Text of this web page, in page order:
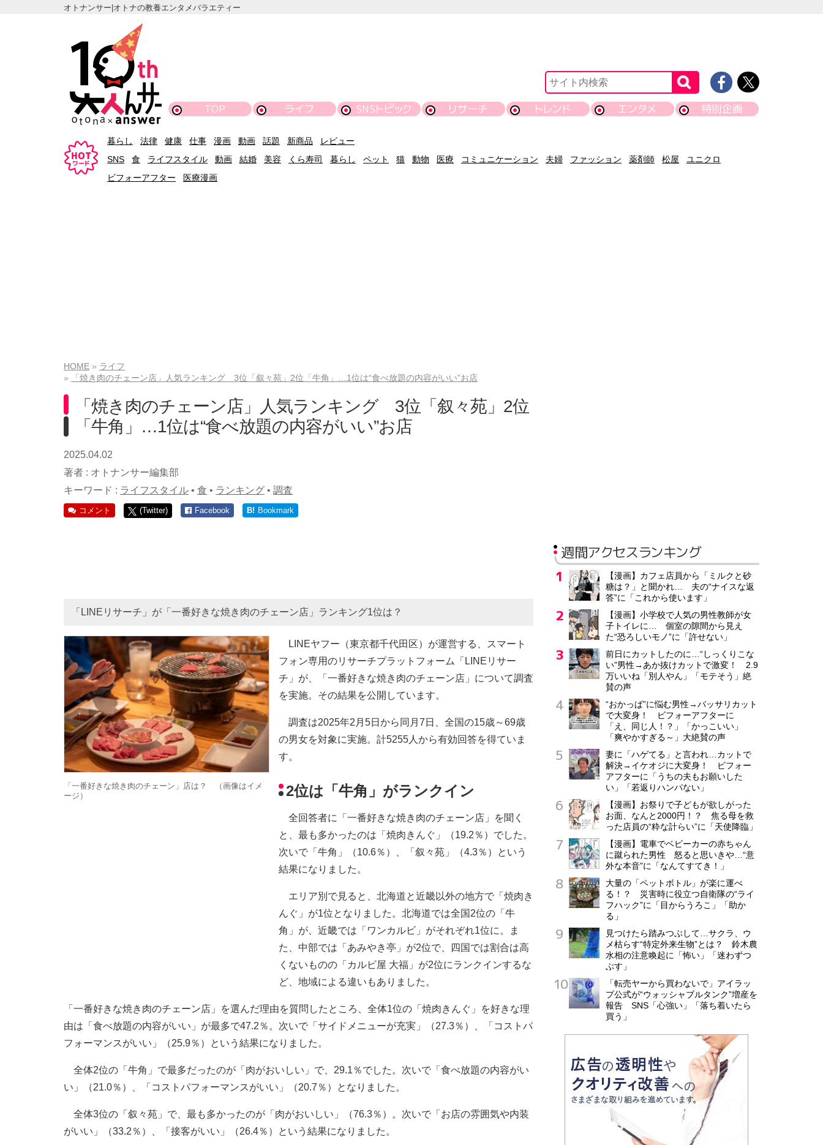
オトナンサー|オトナの教養エンタメバラエティー
TOP ライフ SNSトピック リサーチ トレンド エンタメ 特別企画
暮らし 法律 健康 仕事 漫画 動画 話題 新商品
レビュー
SNS
食 ライフスタイル 動画 結婚 美容 くら寿司 暮らし ペット 猫 動物 医療 コミュニケーション 夫婦 ファッション 薬剤師 松屋
ユニクロ
ビフォーアフター
医療漫画
HOME
ライフ
「焼き肉のチェーン店」人気ランキング 3位「叙々苑」2位「牛角」…1位は“食べ放題の内容がいい”お店
「焼き肉のチェーン店」人気ランキング 3位「叙々苑」2位
「牛角」…1位は“食べ放題の内容がいい”お店
2025.04.02
著者 : オトナンサー編集部
キーワード : ライフスタイル • 食 • ランキング • 調査
コメント (Twitter) Facebook B! Bookmark
「LINEリサーチ」が「一番好きな焼き肉のチェーン店」ランキング1位は？
「一番好きな焼き肉のチェーン」店は？ （画像はイメ
ージ）
LINEヤフー（東京都千代田区）が運営する、スマート
フォン専用のリサーチプラットフォーム「LINEリサー
チ」が、「一番好きな焼き肉のチェーン店」について調査
を実施。その結果を公開しています。
調査は2025年2月5日から同月7日、全国の15歳～69歳
の男女を対象に実施。計5255人から有効回答を得ていま
す。
2位は「牛角」がランクイン
全回答者に「一番好きな焼き肉のチェーン店」を聞く
と、最も多かったのは「焼肉きんぐ」（19.2％）でした。
次いで「牛角」（10.6％）、「叙々苑」（4.3％）という
結果になりました。
エリア別で見ると、北海道と近畿以外の地方で「焼肉き
んぐ」が1位となりました。北海道では全国2位の「牛
角」が、近畿では「ワンカルビ」がそれぞれ1位に。ま
た、中部では「あみやき亭」が2位で、四国では割合は高
くないものの「カルビ屋 大福」が2位にランクインするな
ど、地域による違いもありました。
「一番好きな焼き肉のチェーン店」を選んだ理由を質問したところ、全体1位の「焼肉きんぐ」を好きな理
由は「食べ放題の内容がいい」が最多で47.2％。次いで「サイドメニューが充実」（27.3％）、「コストパ
フォーマンスがいい」（25.9％）という結果になりました。
全体2位の「牛角」で最多だったのが「肉がおいしい」で、29.1％でした。次いで「食べ放題の内容がい
い」（21.0％）、「コストパフォーマンスがいい」（20.7％）となりました。
全体3位の「叙々苑」で、最も多かったのが「肉がおいしい」（76.3％）。次いで「お店の雰囲気や内装
がいい」（33.2％）、「接客がいい」（26.4％）という結果になりました。
週間アクセスランキング
【漫画】カフェ店員から「ミルクと砂
糖は？」と聞かれ… 夫の“ナイスな返
答”に「これから使います」
【漫画】小学校で人気の男性教師が女
子トイレに… 個室の隙間から見え
た“恐ろしいモノ”に「許せない」
前日にカットしたのに…“しっくりこな
い”男性→あか抜けカットで激変！ 2.9
万いいね「別人やん」「モテそう」絶
賛の声
“おかっぱ”に悩む男性→バッサリカット
で大変身！ ビフォーアフターに
「え、同じ人！？」「かっこいい」
「爽やかすぎる～」大絶賛の声
妻に「ハゲてる」と言われ…カットで
解決→イケオジに大変身！ ビフォー
アフターに「うちの夫もお願いした
い」「若返りハンパない」
【漫画】お祭りで子どもが欲しがった
お面、なんと2000円！？ 焦る母を救
った店員の“粋な計らい”に「天使降臨」
【漫画】電車でベビーカーの赤ちゃん
に蹴られた男性 怒ると思いきや…“意
外な本音”に「なんてすてき！」
大量の「ペットボトル」が楽に運べ
る！？ 災害時に役立つ自衛隊の“ライ
フハック”に「目からうろこ」「助か
る」
見つけたら踏みつぶして…サクラ、ウ
メ枯らす“特定外来生物”とは？ 鈴木農
水相の注意喚起に「怖い」「迷わずつ
ぶす」
「転売ヤーから買わないで」アイラッ
プ公式が“ウォッシャブルタンク”増産を
報告 SNS「心強い」「落ち着いたら
買う」